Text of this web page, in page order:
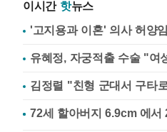
이시간 핫뉴스
'고지용과 이혼' 의사 허양
유혜정, 자궁적출 수술 "
김정렬 "친형 군대서 구타